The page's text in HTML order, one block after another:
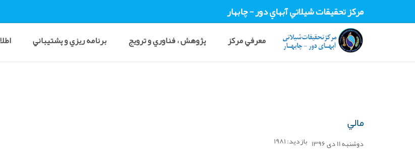
مرکز تحقيقات شيلاتي آبهاي دور - چابهار
معرفي مرکز پژوهش ، فناوري و ترويج برنامه ريزي و پشتيباني
مالي
دوشنبه 11 دی 1396 بازدید: 1981